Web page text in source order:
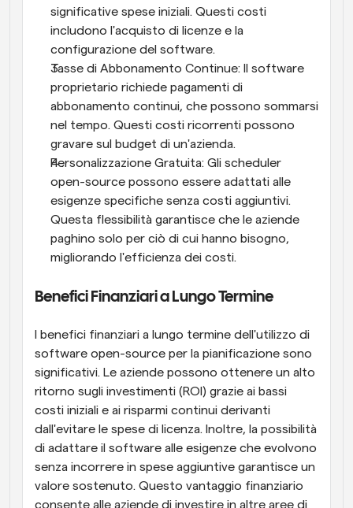
significative spese iniziali. Questi costi
includono l'acquisto di licenze e la
configurazione del software.
Tasse di Abbonamento Continue: Il software
proprietario richiede pagamenti di
abbonamento continui, che possono sommarsi
nel tempo. Questi costi ricorrenti possono
gravare sul budget di un'azienda.
Personalizzazione Gratuita: Gli scheduler
open-source possono essere adattati alle
esigenze specifiche senza costi aggiuntivi.
Questa flessibilità garantisce che le aziende
paghino solo per ciò di cui hanno bisogno,
migliorando l'efficienza dei costi.
Benefici Finanziari a Lungo Termine
I benefici finanziari a lungo termine dell'utilizzo di
software open-source per la pianificazione sono
significativi. Le aziende possono ottenere un alto
ritorno sugli investimenti (ROI) grazie ai bassi
costi iniziali e ai risparmi continui derivanti
dall'evitare le spese di licenza. Inoltre, la possibilità
di adattare il software alle esigenze che evolvono
senza incorrere in spese aggiuntive garantisce un
valore sostenuto. Questo vantaggio finanziario
consente alle aziende di investire in altre aree di